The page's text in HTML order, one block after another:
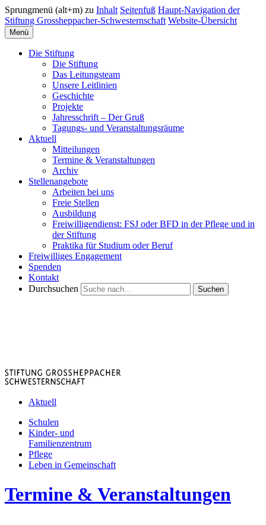
Sprungmenü (alt+m) zu Inhalt Seitenfuß Haupt-Navigation der
Stiftung Grossheppacher-Schwesternschaft Website-Übersicht
Menü
Die Stiftung
Die Stiftung
Das Leitungsteam
Unsere Leitlinien
Geschichte
Projekte
Jahresschrift – Der Gruß
Tagungs- und Veranstaltungsräume
Aktuell
Mitteilungen
Termine & Veranstaltungen
Archiv
Stellenangebote
Arbeiten bei uns
Freie Stellen
Ausbildung
Freiwilligendienst: FSJ oder BFD in der Pflege und in
der Stiftung
Praktika für Studium oder Beruf
Freiwilliges Engagement
Spenden
Kontakt
Durchsuchen
Suchen
Aktuell
Schulen
Kinder- und
Familienzentrum
Pflege
Leben in Gemeinschaft
Termine & Veranstaltungen